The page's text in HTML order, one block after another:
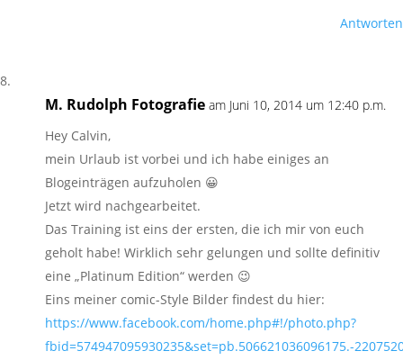
Antworten
M. Rudolph Fotografie am Juni 10, 2014 um 12:40 p.m.
Hey Calvin,
mein Urlaub ist vorbei und ich habe einiges an
Blogeinträgen aufzuholen 😀
Jetzt wird nachgearbeitet.
Das Training ist eins der ersten, die ich mir von euch
geholt habe! Wirklich sehr gelungen und sollte definitiv
eine „Platinum Edition“ werden 😉
Eins meiner comic-Style Bilder findest du hier:
https://www.facebook.com/home.php#!/photo.php?
fbid=574947095930235&set=pb.506621036096175.-